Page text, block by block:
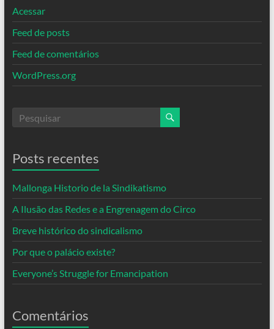
Acessar
Feed de posts
Feed de comentários
WordPress.org
Posts recentes
Mallonga Historio de la Sindikatismo
A Ilusão das Redes e a Engrenagem do Circo
Breve histórico do sindicalismo
Por que o palácio existe?
Everyone’s Struggle for Emancipation
Comentários